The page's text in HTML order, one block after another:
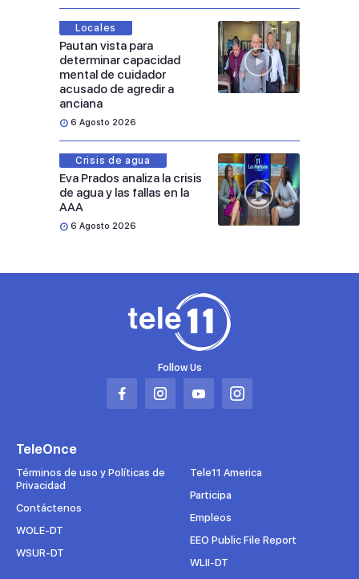
Locales
Pautan vista para
determinar capacidad
mental de cuidador
acusado de agredir a
anciana
6 Agosto 2026
Crisis de agua
Eva Prados analiza la crisis
de agua y las fallas en la
AAA
6 Agosto 2026
Follow Us
Abrir
pestaña
Abrir
pestaña
Abrir
pestaña
Abrir
pestaña
TeleOnce
Términos de uso y Políticas de
Privacidad
Contáctenos
WOLE-DT
WSUR-DT
Tele11 America
Participa
Empleos
EEO Public File Report
WLII-DT